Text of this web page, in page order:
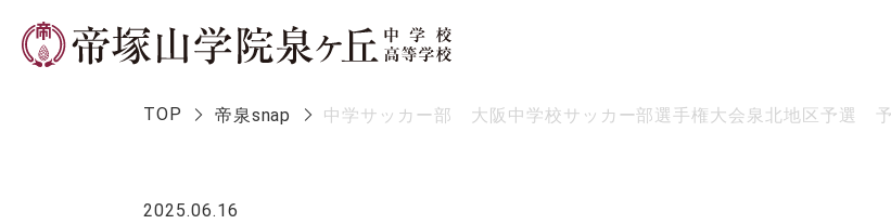
TOP 帝泉snap 中学サッカー部 大阪中学校サッカー部選手権大会泉北地区予選 予
2025.06.16